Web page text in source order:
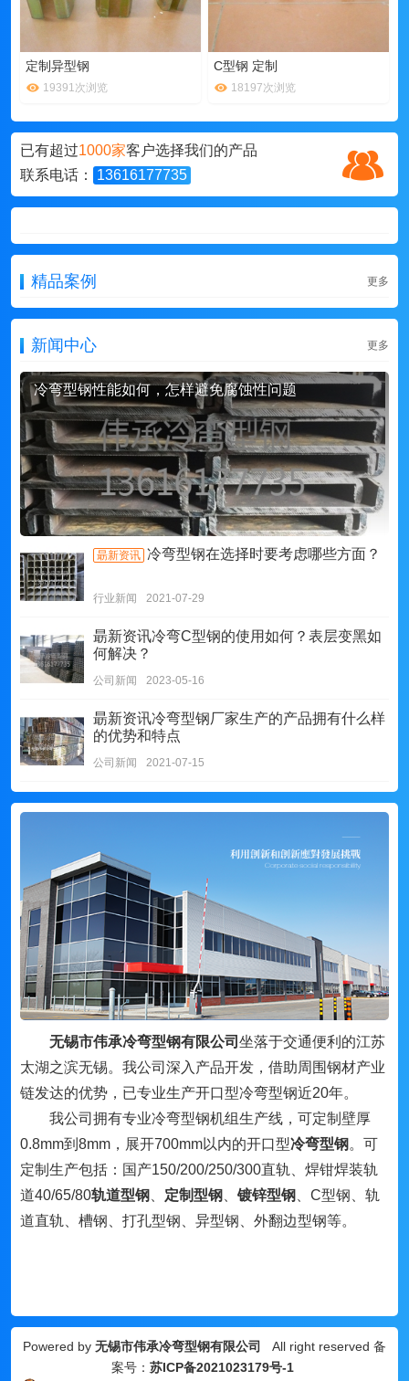
定制异型钢
19391次浏览
C型钢 定制
18197次浏览
已有超过1000家客户选择我们的产品
联系电话：
13616177735
精品案例 更多
新闻中心 更多
冷弯型钢性能如何，怎样避免腐蚀性问题
朂新资讯 冷弯型钢在选择时要考虑哪些方面？
行业新闻 2021-07-29
朂新资讯冷弯C型钢的使用如何？表层变黑如
何解决？
公司新闻 2023-05-16
朂新资讯冷弯型钢厂家生产的产品拥有什么样
的优势和特点
公司新闻 2021-07-15
无锡市伟承冷弯型钢有限公司 坐落于交通便利的江苏
太湖之滨无锡。我公司深入产品开发，借助周围钢材产业
链发达的优势，已专业生产开口型冷弯型钢近20年。
我公司拥有专业冷弯型钢机组生产线，可定制壁厚
0.8mm到8mm，展开700mm以内的开口型冷弯型钢 。可
定制生产包括：国产150/200/250/300直轨、焊钳焊装轨
道40/65/80轨道型钢 定制型钢 镀锌型钢
C型钢、轨
道直轨、槽钢、打孔型钢、异型钢、外翻边型钢等。
Powered by 无锡市伟承冷弯型钢有限公司
All right reserved 备
案号： 苏ICP备2021023179号-1